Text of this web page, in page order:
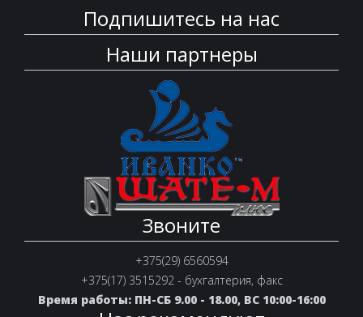
Подпишитесь на нас
Наши партнеры
Звоните
+375(29) 6560594
+375(17) 3515292 - бухгалтерия, факс
Время работы: ПН-СБ 9.00 - 18.00, ВС 10:00-16:00